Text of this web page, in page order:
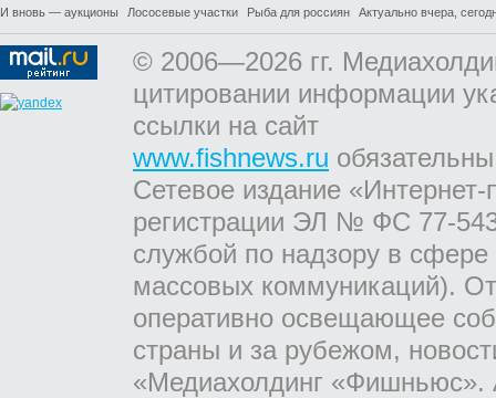
И вновь — аукционы
Лососевые участки Рыба для россиян Актуально вчера,
© 2006—2026 гг.
цитировании информации
ссылки на сайт
www.fishnews.ru
Сетевое издание
регистрации ЭЛ № ФС 77-
службой по надзору в
массовых коммуникаций).
оперативно освещающее
страны и за рубежом,
«Медиахолдинг «Фишньюс».